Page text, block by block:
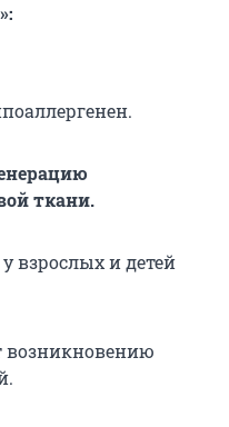
ткани.
взрослых и детей
возникновению